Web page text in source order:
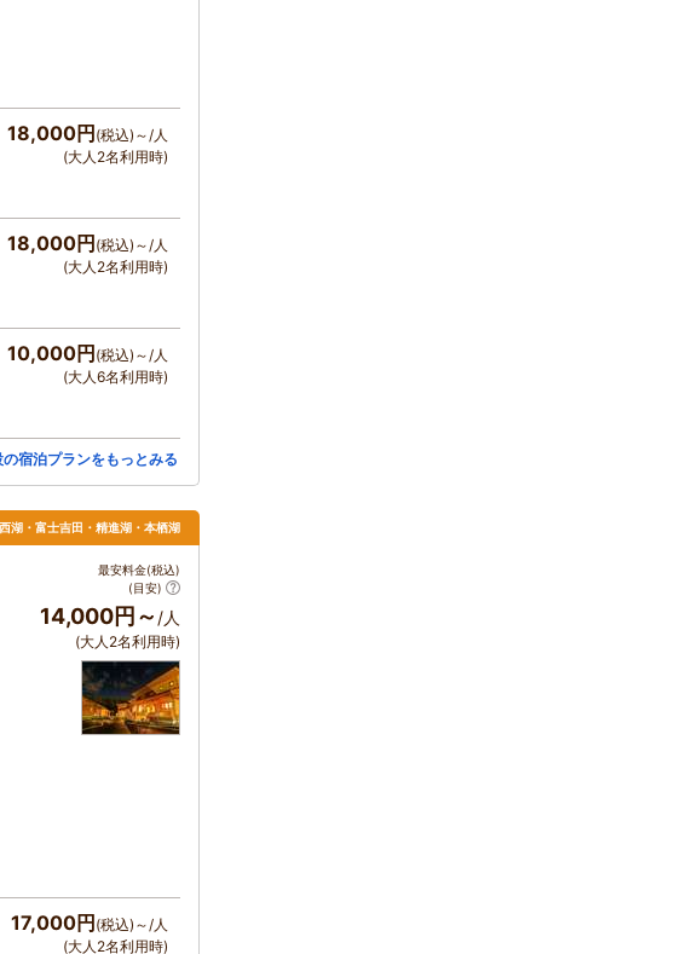
18,000円 (税込)～/人
(大人2名利用時)
18,000円 (税込)～/人
(大人2名利用時)
10,000円 (税込)～/人
(大人6名利用時)
の宿泊プランをもっとみる
湖・富士吉田・精進湖・本栖湖
最安料金(税込)
(目安)
14,000円～ /人
(大人2名利用時)
17,000円 (税込)～/人
(大人2名利用時)